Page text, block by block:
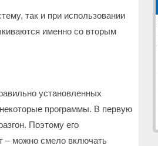
так и при использовании
именно со вторым
установленных
программы. В первую
Поэтому его
– можно смело включать